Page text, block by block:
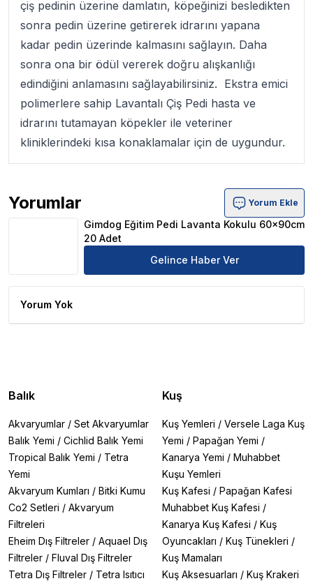
çiş pedinin üzerine damlatın, köpeğinizi besledikten
sonra pedin üzerine getirerek idrarını yapana
kadar pedin üzerinde kalmasını sağlayın. Daha
sonra ona bir ödül vererek doğru alışkanlığı
edindiğini anlamasını sağlayabilirsiniz. Ekstra emici
polimerlere sahip Lavantalı Çiş Pedi hasta ve
idrarını tutamayan köpekler ile veteriner
kliniklerindeki kısa konaklamalar için de uygundur.
Yorumlar
Gimdog Eğitim Pedi Lavanta Kokulu 60x90cm 20 Adet
Yorum Ekle
Gimdog Eğitim Pedi Lavanta Kokulu 60x90cm
20 Adet
Gelince Haber Ver
Yorum Yok
Balık
Akvaryumlar / Set Akvaryumlar
Balık Yemi / Cichlid Balık Yemi
Tropical Balık Yemi / Tetra
Yemi
Akvaryum Kumları / Bitki Kumu
Co2 Setleri / Akvaryum
Filtreleri
Eheim Dış Filtreler / Aquael Dış
Filtreler / Fluval Dış Filtreler
Tetra Dış Filtreler / Tetra Isıtıcı
Kuş
Kuş Yemleri / Versele Laga Kuş
Yemi / Papağan Yemi /
Kanarya Yemi / Muhabbet
Kuşu Yemleri
Kuş Kafesi / Papağan Kafesi
Muhabbet Kuş Kafesi /
Kanarya Kuş Kafesi / Kuş
Oyuncakları / Kuş Tünekleri /
Kuş Mamaları
Kuş Aksesuarları / Kuş Krakeri